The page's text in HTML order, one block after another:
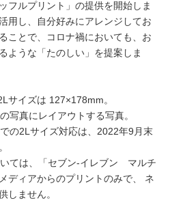
フルプリント」の提供を開始しま
用し、自分好みにアレンジしてお
ことで、コロナ禍においても、お
ような「たのしい」を提案しま
イズは 127×178mm。
真にレイアウトする写真。
の2Lサイズ対応は、2022年9月末
ては、「セブン-イレブン マルチ
ディアからのプリントのみで、 ネ
しません。